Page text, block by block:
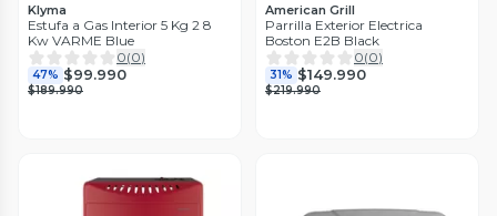
Klyma
Estufa a Gas Interior 5 Kg 2 8
Kw VARME Blue
0(0)
47% $99.990
$189.990
American Grill
Parrilla Exterior Electrica
Boston E2B Black
0(0)
31% $149.990
$219.990